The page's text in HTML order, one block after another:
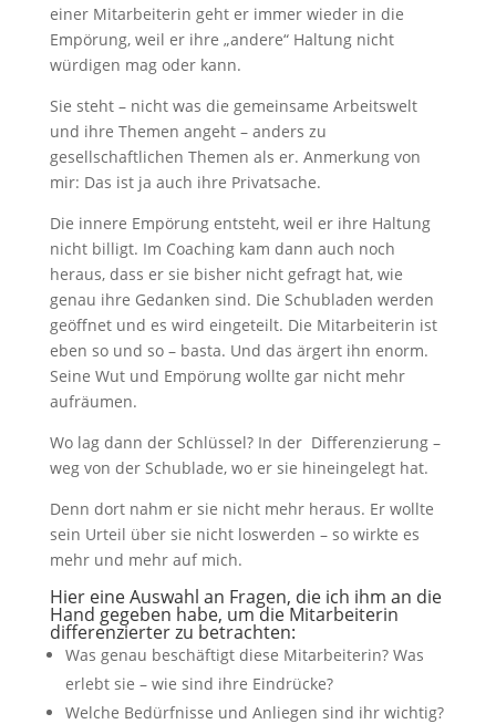
einer Mitarbeiterin geht er immer wieder in die
Empörung, weil er ihre „andere“ Haltung nicht
würdigen mag oder kann.
Sie steht – nicht was die gemeinsame Arbeitswelt
und ihre Themen angeht – anders zu
gesellschaftlichen Themen als er. Anmerkung von
mir: Das ist ja auch ihre Privatsache.
Die innere Empörung entsteht, weil er ihre Haltung
nicht billigt. Im Coaching kam dann auch noch
heraus, dass er sie bisher nicht gefragt hat, wie
genau ihre Gedanken sind. Die Schubladen werden
geöffnet und es wird eingeteilt. Die Mitarbeiterin ist
eben so und so – basta. Und das ärgert ihn enorm.
Seine Wut und Empörung wollte gar nicht mehr
aufräumen.
Wo lag dann der Schlüssel? In der Differenzierung –
weg von der Schublade, wo er sie hineingelegt hat.
Denn dort nahm er sie nicht mehr heraus. Er wollte
sein Urteil über sie nicht loswerden – so wirkte es
mehr und mehr auf mich.
Hier eine Auswahl an Fragen, die ich ihm an die
Hand gegeben habe, um die Mitarbeiterin
differenzierter zu betrachten:
Was genau beschäftigt diese Mitarbeiterin? Was
erlebt sie – wie sind ihre Eindrücke?
Welche Bedürfnisse und Anliegen sind ihr wichtig?